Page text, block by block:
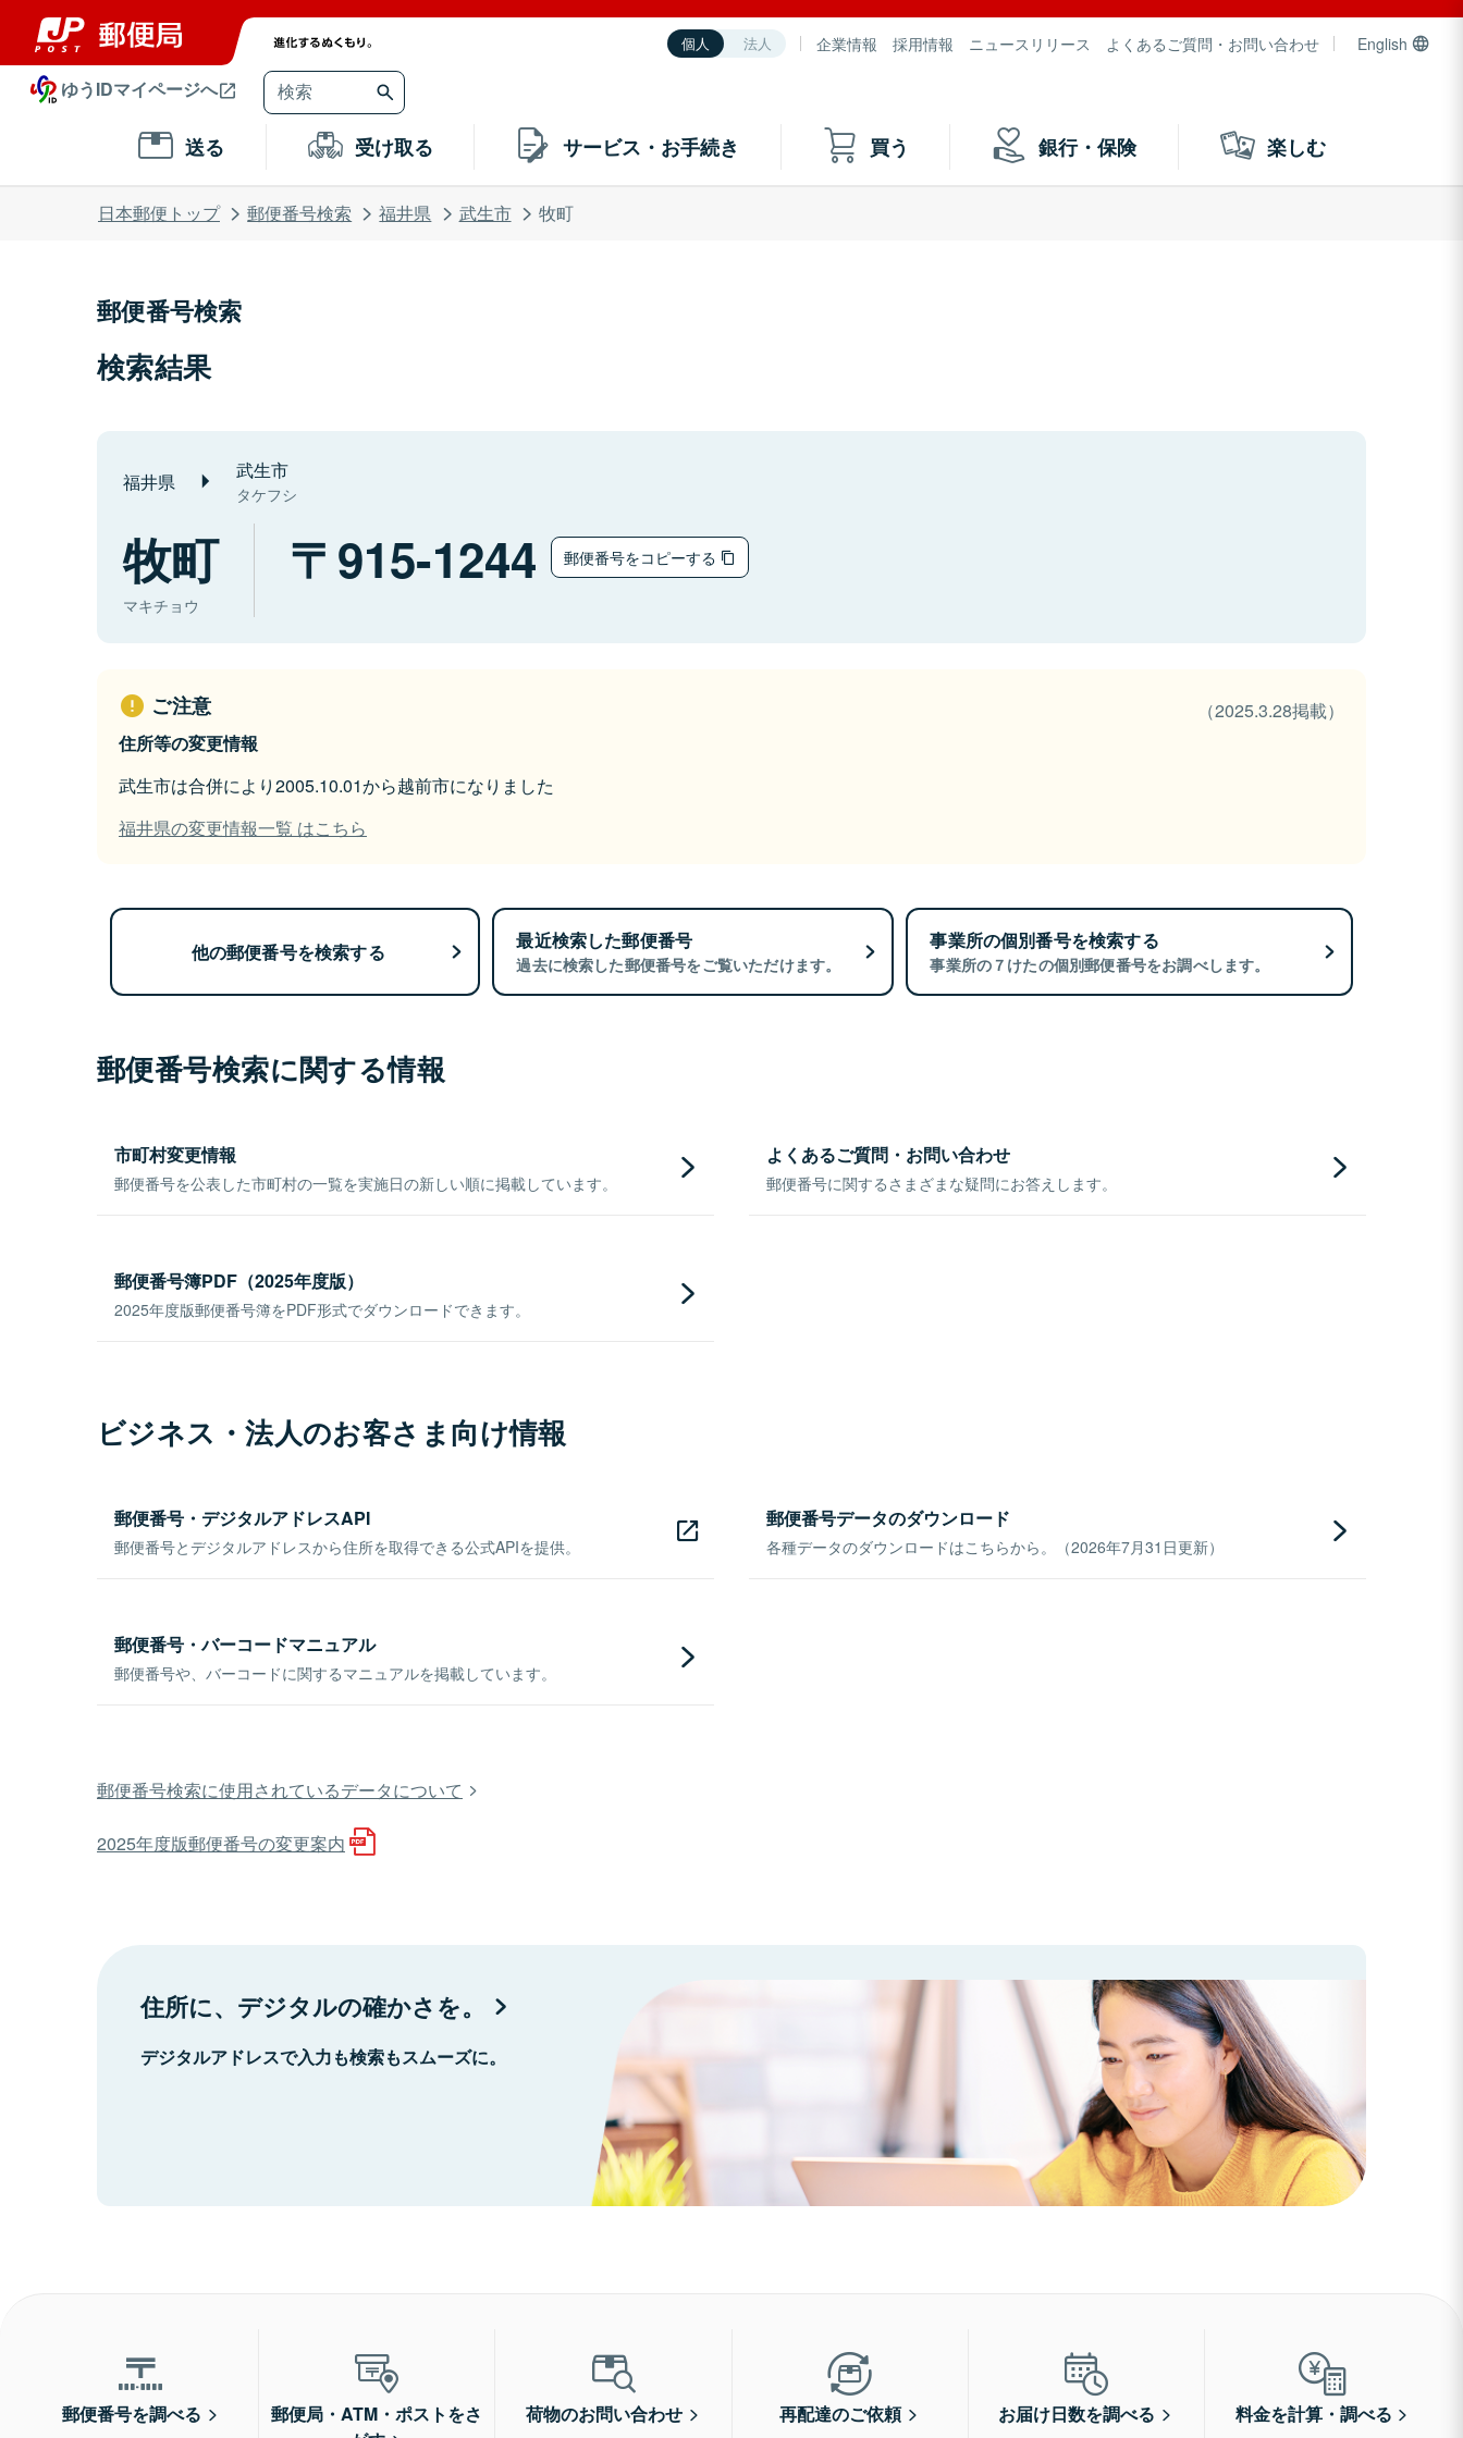
個人 法人 企業情報 採用情報 ニュースリリース よくあるご質問・お問い合わせ English
ゆうIDマイページへ
送る 受け取る サービス・お手続き 買う 銀行・保険 楽しむ
日本郵便トップ 郵便番号検索 福井県 武生市 牧町
郵便番号検索
検索結果
福井県 武生市
タケフシ
牧町
マキチョウ
915-1244 郵便番号をコピーする
ご注意
（2025.3.28掲載）
住所等の変更情報
武生市は合併により2005.10.01から越前市になりました
福井県の変更情報一覧 はこちら
他の郵便番号を検索する 最近検索した郵便番号
過去に検索した郵便番号をご覧いただけます。
事業所の個別番号を検索する
事業所の７けたの個別郵便番号をお調べします。
郵便番号検索に関する情報
市町村変更情報
郵便番号を公表した市町村の一覧を実施日の新しい順に掲載しています。
よくあるご質問・お問い合わせ
郵便番号に関するさまざまな疑問にお答えします。
郵便番号簿PDF（2025年度版）
2025年度版郵便番号簿をPDF形式でダウンロードできます。
ビジネス・法人のお客さま向け情報
郵便番号・デジタルアドレスAPI
郵便番号とデジタルアドレスから住所を取得できる公式APIを提供。
郵便番号データのダウンロード
各種データのダウンロードはこちらから。（2026年7月31日更新）
郵便番号・バーコードマニュアル
郵便番号や、バーコードに関するマニュアルを掲載しています。
郵便番号検索に使用されているデータについて
2025年度版郵便番号の変更案内
住所に、デジタルの確かさを。
デジタルアドレスで入力も検索もスムーズに。
郵便番号を調べる
郵便局・ATM・ポストをさ
荷物のお問い合わせ 再配達のご依頼 お届け日数を調べる 料金を計算・調べる